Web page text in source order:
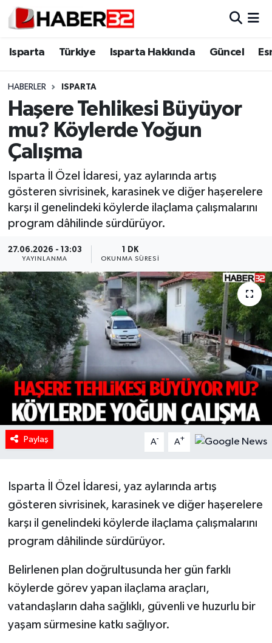
Isparta Türkiye Isparta Hakkında Güncel
HABERLER ISPARTA
Haşere Tehlikesi Büyüyor
mu? Köylerde Yoğun
Çalışma
Isparta İl Özel İdaresi, yaz aylarında artış
gösteren sivrisinek, karasinek ve diğer haşerelere
karşı il genelindeki köylerde ilaçlama çalışmalarını
program dâhilinde sürdürüyor.
27.06.2026 - 13:03
YAYINLANMA
1 DK
OKUNMA SÜRESI
Paylaş A- A+
Isparta İl Özel İdaresi, yaz aylarında artış
gösteren sivrisinek, karasinek ve diğer haşerelere
karşı il genelindeki köylerde ilaçlama çalışmalarını
program dâhilinde sürdürüyor.
Belirlenen plan doğrultusunda her gün farklı
köylerde görev yapan ilaçlama araçları,
vatandaşların daha sağlıklı, güvenli ve huzurlu bir
yaşam sürmesine katkı sağlıyor.
Isparta
Esnaf Diyor ki;
ASAYİŞ
BİLİM VE TEKNOLOJİ
EĞİTİM
GENEL
Güncel
HABERDE İNSAN
İlginç
KÜLTÜR SANAT
MAGAZİN
Oyun
POLİTİKA
RESMİ İLANLAR
SAĞLIK
Spor
Tarihi Yapılarımız
Teknoloji
Isparta Nöbetçi Eczaneler
Isparta Trafik Yoğunluk Haritası
Süper Lig Puan Durumu ve Fikstür
Tüm Manşetler
Son Dakika Haberleri
Haber Arşivi